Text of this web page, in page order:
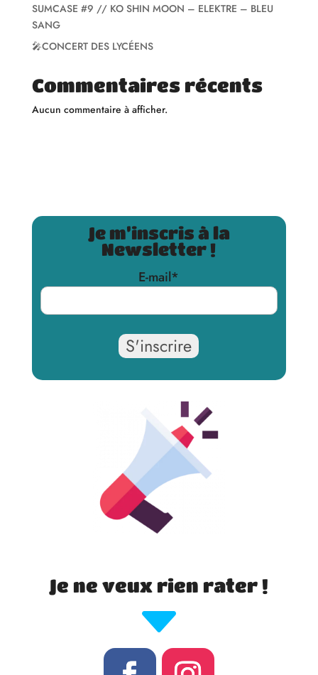
SUMCASE #9 // KO SHIN MOON – ELEKTRE – BLEU
SANG
🎤CONCERT DES LYCÉENS
Commentaires récents
Aucun commentaire à afficher.
Je m’inscris à la
Newsletter !
E-mail*
Je ne veux rien rater !
C